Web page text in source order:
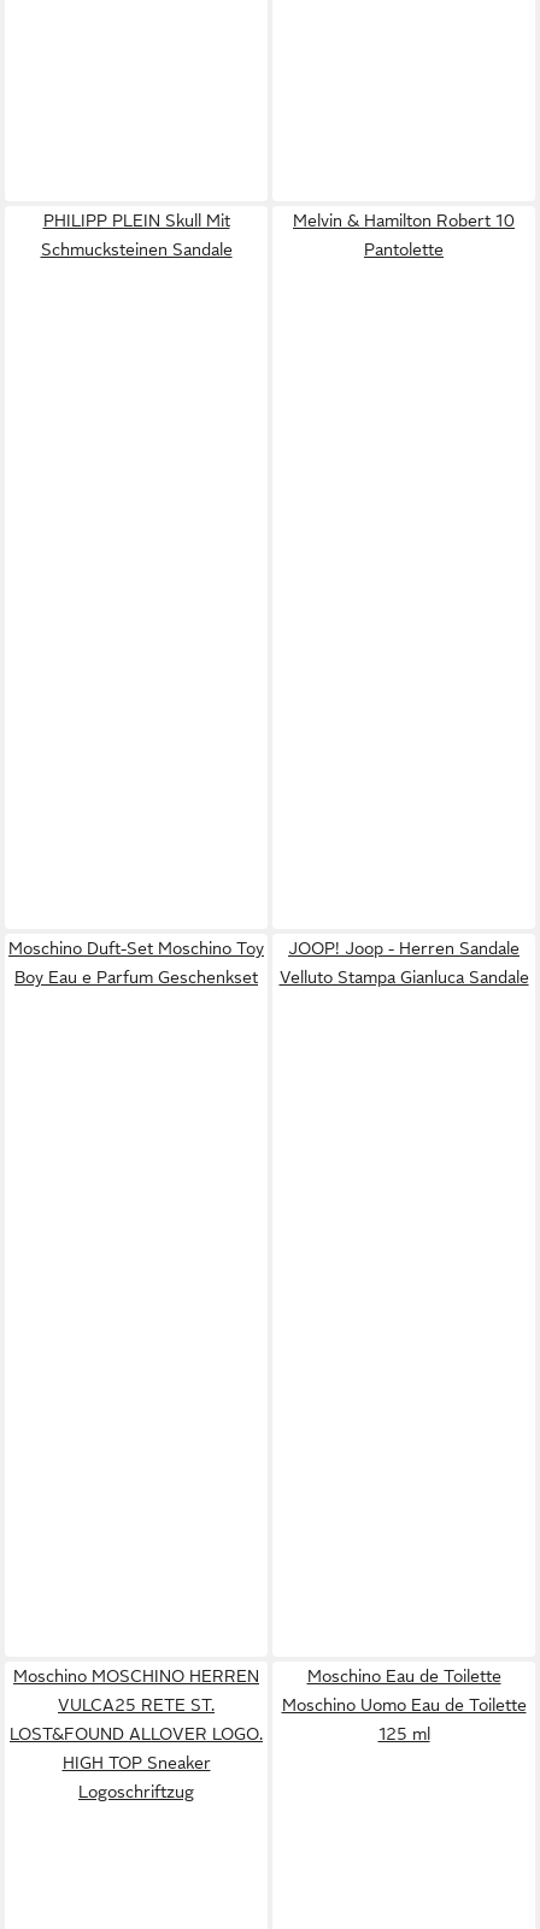
PHILIPP PLEIN Skull Mit
Schmucksteinen Sandale
Melvin & Hamilton Robert 10
Pantolette
Moschino Duft-Set Moschino Toy
Boy Eau e Parfum Geschenkset
JOOP! Joop - Herren Sandale
Velluto Stampa Gianluca Sandale
Moschino MOSCHINO HERREN
VULCA25 RETE ST.
LOST&FOUND ALLOVER LOGO.
HIGH TOP Sneaker
Logoschriftzug
Moschino Eau de Toilette
Moschino Uomo Eau de Toilette
125 ml